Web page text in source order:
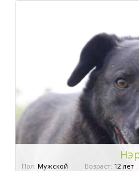
Пол: Мужской Возраст: 12 лет